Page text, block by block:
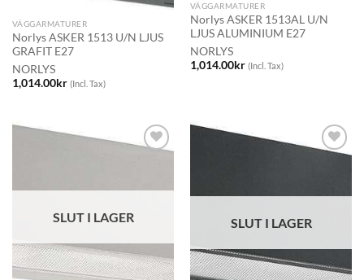
VÄGGARMATURER
Norlys ASKER 1513 U/N LJUS
GRAFIT E27
NORLYS
1,014.00kr (Incl. Tax)
VÄGGARMATURER
Norlys ASKER 1513AL U/N
LJUS ALUMINIUM E27
NORLYS
1,014.00kr (Incl. Tax)
SLUT I LAGER SLUT I LAGER